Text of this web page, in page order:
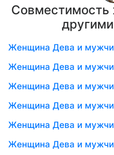
Женщина Дева и
Женщина Дева и
Женщина Дева и
Женщина Дева и
Женщина Дева и
Женщина Дева и